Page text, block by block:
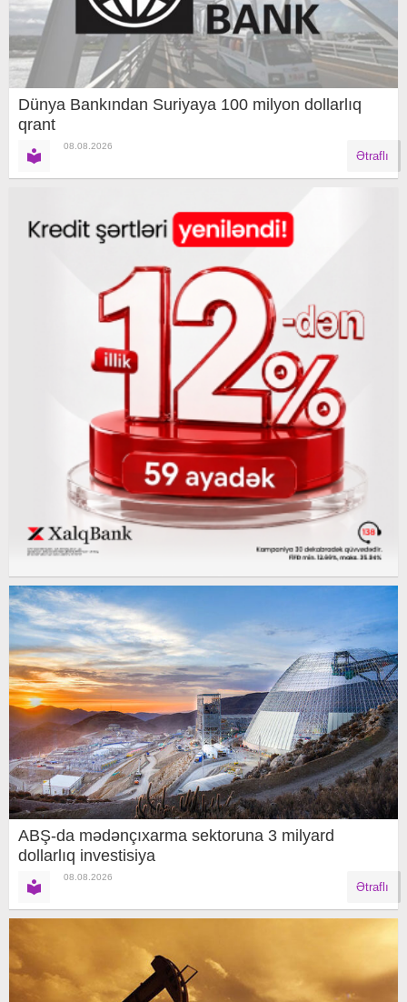
Dünya Bankından Suriyaya 100 milyon dollarlıq
qrant
08.08.2026
Ətraflı
ABŞ-da mədənçıxarma sektoruna 3 milyard
dollarlıq investisiya
08.08.2026
Ətraflı